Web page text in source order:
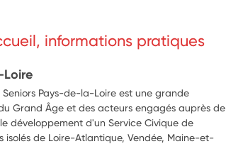
lors des sorties
informations pratiques
Loire
Pays-de-la-Loire est une grande
Grand Âge et des acteurs engagés auprès de
développement d'un Service Civique de
isolés de Loire-Atlantique, Vendée, Maine-et-